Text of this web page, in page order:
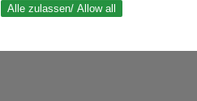
Alle zulassen/ Allow all